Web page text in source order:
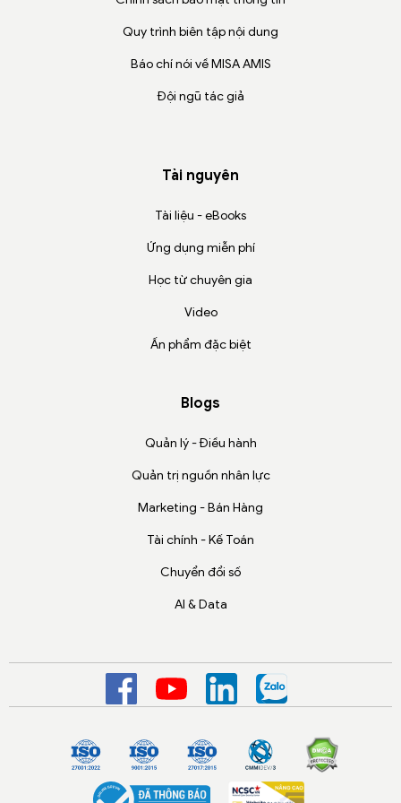
Quy trình biên tập nội dung
Báo chí nói về MISA AMIS
Đội ngũ tác giả
Tài nguyên
Tài liệu - eBooks
Ứng dụng miễn phí
Học từ chuyên gia
Video
Ấn phẩm đặc biệt
Blogs
Quản lý - Điều hành
Quản trị nguồn nhân lực
Marketing - Bán Hàng
Tài chính - Kế Toán
Chuyển đổi số
AI & Data